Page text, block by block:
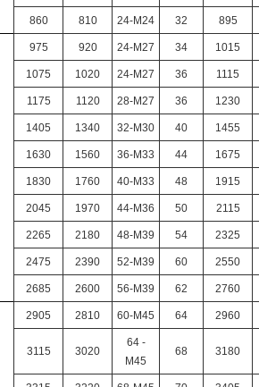
860 810 24-M24 32 895
975 920 24-M27 34 1015
1075 1020 24-M27 36 1115
1175 1120 28-M27 36 1230
1405 1340 32-Μ30 40 1455
1630 1560 36-M33 44 1675
1830 1760 40-M33 48 1915
2045 1970 44-M36 50 2115
2265 2180 48-M39 54 2325
2475 2390 52-M39 60 2550
2685 2600 56-M39 62 2760
2905 2810 60-M45 64 2960
3115 3020
64 -
M45
68 3180